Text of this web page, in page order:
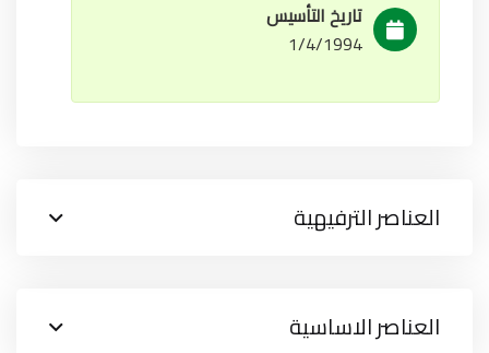
تاريخ التأسيس
1/4/1994
العناصر الترفيهية
العناصر الاساسية